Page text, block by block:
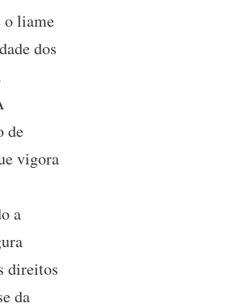
o liame
dos
de
vigora
a
direitos
da